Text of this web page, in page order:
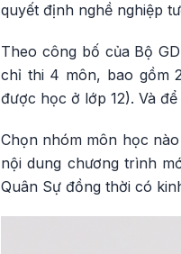
quyết định nghề nghiệp
Theo công bố của Bộ
chỉ thi 4 môn, bao gồm
được học ở lớp 12). Và
Chọn nhóm môn học
nội dung chương trình
Quân Sự đồng thời có